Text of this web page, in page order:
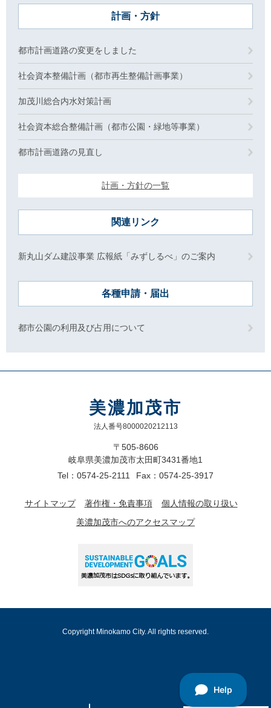
計画・方針
都市計画道路の変更をしました
社会資本整備計画（都市再生整備計画事業）
加茂川総合内水対策計画
社会資本総合整備計画（都市公園・緑地等事業）
都市計画道路の見直し
計画・方針の一覧
関連リンク
新丸山ダム建設事業 広報紙「みずしるべ」のご案内
各種申請・届出
都市公園の利用及び占用について
美濃加茂市
法人番号8000020212113
〒505-8606
岐阜県美濃加茂市太田町3431番地1
Tel：0574-25-2111
Fax：0574-25-3917
サイトマップ 著作権・免責事項
個人情報の取り扱い
美濃加茂市へのアクセスマップ
Copyright Minokamo City. All rights reserved.